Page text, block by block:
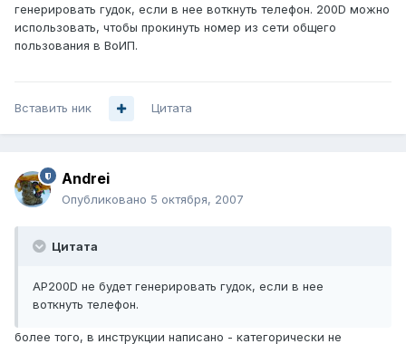
генерировать гудок, если в нее воткнуть телефон. 200D можно
использовать, чтобы прокинуть номер из сети общего
пользования в ВоИП.
Вставить ник Цитата
Andrei
Опубликовано 5 октября, 2007
Цитата
AP200D не будет генерировать гудок, если в нее
воткнуть телефон.
более того, в инструкции написано - категорически не